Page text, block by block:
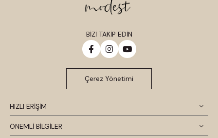
HIZLI ERİŞİM
ÖNEMLİ BİLGİLER
BİZİ TAKİP EDİN
Çerez Yönetimi